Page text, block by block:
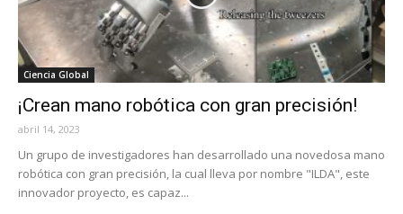
Ciencia Global
¡Crean mano robótica con gran precisión!
abril 14, 2023
Un grupo de investigadores han desarrollado una novedosa mano
robótica con gran precisión, la cual lleva por nombre "ILDA", este
innovador proyecto, es capaz...